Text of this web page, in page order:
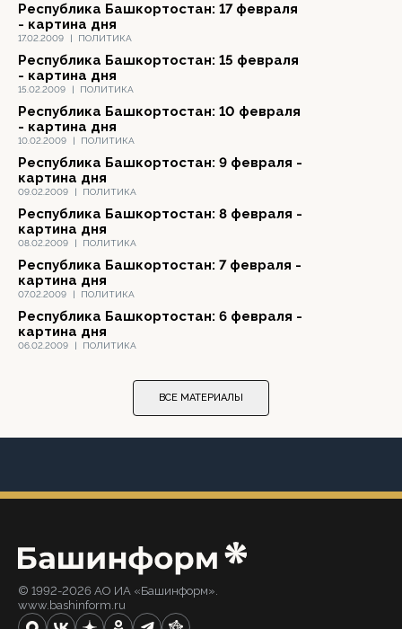
17.02.2009 | ПОЛИТИКА
Республика Башкортостан: 17 февраля
- картина дня
15.02.2009 | ПОЛИТИКА
Республика Башкортостан: 15 февраля
- картина дня
10.02.2009 | ПОЛИТИКА
Республика Башкортостан: 10 февраля
- картина дня
09.02.2009 | ПОЛИТИКА
Республика Башкортостан: 9 февраля -
картина дня
08.02.2009 | ПОЛИТИКА
Республика Башкортостан: 8 февраля -
картина дня
07.02.2009 | ПОЛИТИКА
Республика Башкортостан: 7 февраля -
картина дня
06.02.2009 | ПОЛИТИКА
Республика Башкортостан: 6 февраля -
картина дня
ВСЕ МАТЕРИАЛЫ
© 1992-2026 АО ИА «Башинформ».
www.bashinform.ru